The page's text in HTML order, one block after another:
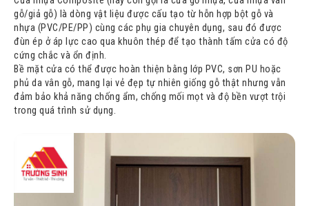
3.1 Bảng giá 1 bộ cửa mẫu phẳng (KDT) - Cánh, khuôn, nẹp
phủ PVC
3.2 Bảng giá 1 bộ cửa mẫu phẳng (KDT) - Cánh phủ Laminate,
khuôn nẹp PVC màu tương đương
3.3 Bảng giá 1 bộ cửa mẫu phẳng (KDT) – Sơn phẳng
3.4 Bảng giá 1 bộ cửa sơn huỳnh tân cổ điển (phào 3 cấp
4 Ưu - nhược điểm của cửa nhựa Composite
4.1 Ưu điểm
4.2 Nhược điểm
gỗ/giả gỗ) là dòng vật liệu được cấu tạo từ hỗn hợp bột gỗ và
nhựa (PVC/PE/PP) cùng các phụ gia chuyên dụng, sau đó được
đùn ép ở áp lực cao qua khuôn thép để tạo thành tấm cửa có độ
cứng chắc và ổn định.
Bề mặt cửa có thể được hoàn thiện bằng lớp PVC, sơn PU hoặc
phủ da vân gỗ, mang lại vẻ đẹp tự nhiên giống gỗ thật nhưng vẫn
đảm bảo khả năng chống ẩm, chống mối mọt và độ bền vượt trội
trong quá trình sử dụng.